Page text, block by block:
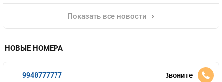
Показать все новости
НОВЫЕ НОМЕРА
9940777777 Звоните